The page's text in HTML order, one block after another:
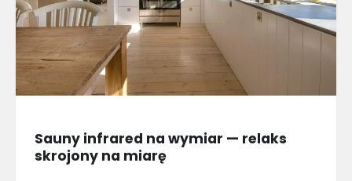
Sauny infrared na wymiar — relaks
skrojony na miarę